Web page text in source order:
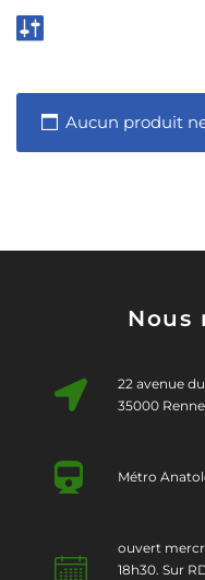
Aucun produit
Nous
22 avenue
35000
Métro
ouvert
18h30. Sur